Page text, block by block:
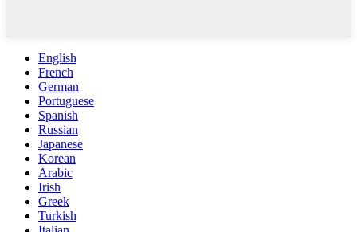
English
French
German
Portuguese
Spanish
Russian
Japanese
Korean
Arabic
Irish
Greek
Turkish